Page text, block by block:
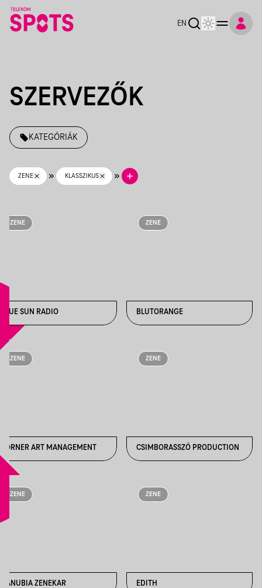
EN
SZERVEZŐK
KATEGÓRIÁK
ZENE KLASSZIKUS
ZENE
BLUE SUN RADIO
ZENE
BLUTORANGE
ZENE
CORNER ART MANAGEMENT
ZENE
CSIMBORASSZÓ PRODUCTION
ZENE
DANUBIA ZENEKAR
ZENE
EDITH
Telekom Spots